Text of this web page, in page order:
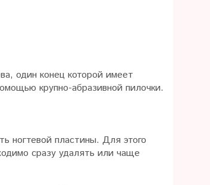
один конец которой имеет
крупно-абразивной пилочки.
ногтевой пластины. Для этого
сразу удалять или чаще